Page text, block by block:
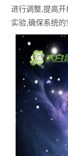
进行调整,提高
实验,确保系统的